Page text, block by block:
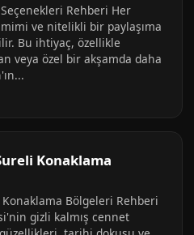
Rehberi Her
ve nitelikli bir paylaşıma
Bu ihtiyaç, özellikle
veya özel bir akşamda daha
Konaklama
Konaklama Bölgeleri Rehberi
gizli kalmış cennet